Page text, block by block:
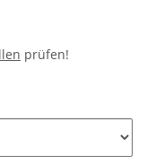
prüfen!